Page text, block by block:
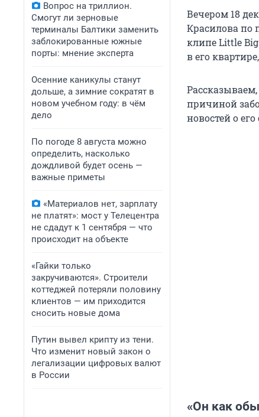
Вопрос на триллион.
Смогут ли зерновые
терминалы Балтики заменить
заблокированные южные
порты: мнение эксперта
Осенние каникулы станут
дольше, а зимние сократят в
новом учебном году: в чём
дело
По погоде 8 августа можно
определить, насколько
дождливой будет осень —
важные приметы
«Материалов нет, зарплату
не платят»: мост у Телецентра
не сдадут к 1 сентября — что
происходит на объекте
«Гайки только
закручиваются». Строители
коттеджей потеряли половину
клиентов — им приходится
сносить новые дома
Путин вывел крипту из тени.
Что изменит новый закон о
легализации цифровых валют
в России
Вечером 18
Красилова по
клипе Little
в его
причиной
новостей о
«Он как